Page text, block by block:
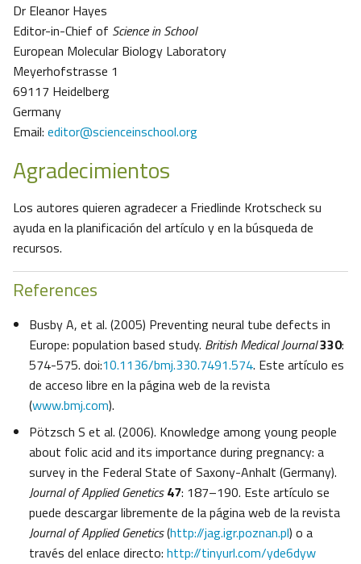
Dr Eleanor Hayes
Editor-in-Chief of Science in School
European Molecular Biology Laboratory
Meyerhofstrasse 1
69117 Heidelberg
Germany
Email: editor@scienceinschool.org
Agradecimientos
Los autores quieren agradecer a Friedlinde Krotscheck su
ayuda en la planificación del artículo y en la búsqueda de
recursos.
References
Busby A, et al. (2005) Preventing neural tube defects in
Europe: population based study. British Medical Journal330:
574-575. doi:10.1136/bmj.330.7491.574. Este artículo es
de acceso libre en la página web de la revista
(www.bmj.com).
Pötzsch S et al. (2006). Knowledge among young people
about folic acid and its importance during pregnancy: a
survey in the Federal State of Saxony-Anhalt (Germany).
Journal of Applied Genetics47: 187–190. Este artículo se
puede descargar libremente de la página web de la revista
Journal of Applied Genetics(http://jag.igr.poznan.pl) o a
través del enlace directo: http://tinyurl.com/yde6dyw